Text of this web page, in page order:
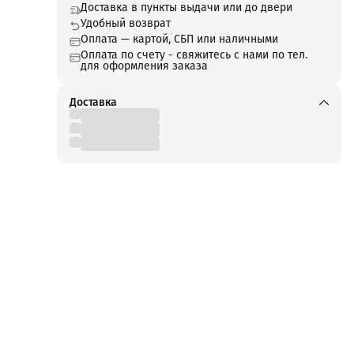
Доставка в пункты выдачи или до двери
Удобный возврат
Оплата — картой, СБП или наличными
Оплата по счету - свяжитесь с нами по тел.
для оформления заказа
Доставка